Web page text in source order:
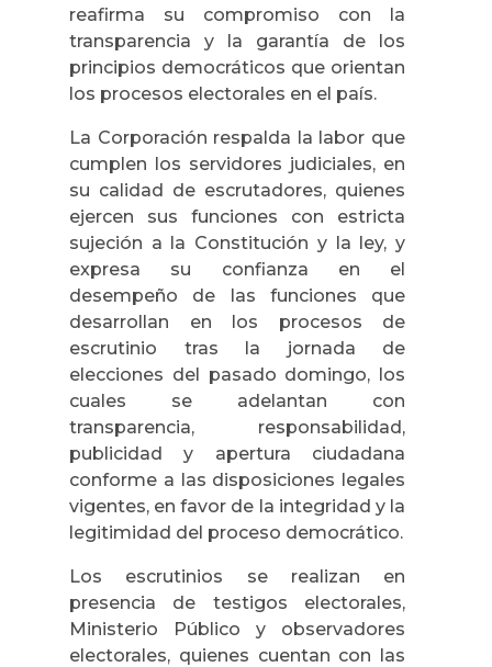
reafirma su compromiso con la
transparencia y la garantía de los
principios democráticos que orientan
los procesos electorales en el país.
La Corporación respalda la labor que
cumplen los servidores judiciales, en
su calidad de escrutadores, quienes
ejercen sus funciones con estricta
sujeción a la Constitución y la ley, y
expresa su confianza en el
desempeño de las funciones que
desarrollan en los procesos de
escrutinio tras la jornada de
elecciones del pasado domingo, los
cuales se adelantan con
transparencia, responsabilidad,
publicidad y apertura ciudadana
conforme a las disposiciones legales
vigentes, en favor de la integridad y la
legitimidad del proceso democrático.
Los escrutinios se realizan en
presencia de testigos electorales,
Ministerio Público y observadores
electorales, quienes cuentan con las